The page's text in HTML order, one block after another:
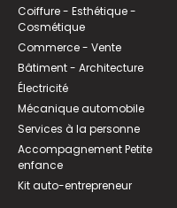
Coiffure - Esthétique -
Cosmétique
Commerce - Vente
Bâtiment - Architecture
Électricité
Mécanique automobile
Services à la personne
Accompagnement Petite
enfance
Kit auto-entrepreneur